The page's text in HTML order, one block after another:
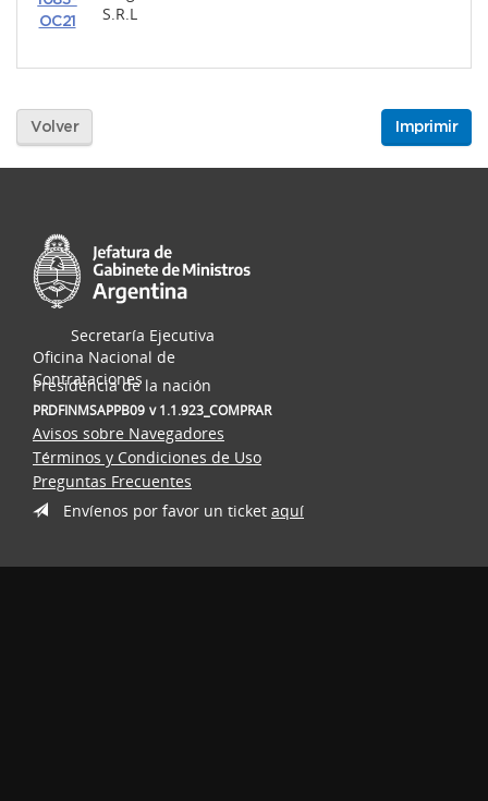
OC21
S.R.L
Volver Imprimir
Secretaría Ejecutiva
Oficina Nacional de
Contrataciones
Presidencia de la nación
PRDFINMSAPPB09 v 1.1.923_COMPRAR
Avisos sobre Navegadores
Términos y Condiciones de Uso
Preguntas Frecuentes
Envíenos por favor un ticket aquí